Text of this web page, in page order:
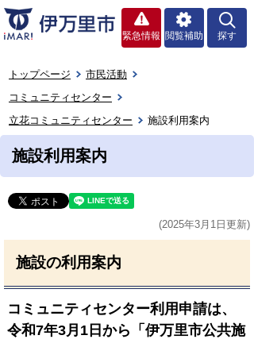
緊急情報 閲覧補助 探す
トップページ
市民活動
コミュニティセンター
立花コミュニティセンター
施設利用案内
施設利用案内
(2025年3月1日更新)
施設の利用案内
コミュニティセンター利用申請は、
令和7年3月1日から「伊万里市公共施